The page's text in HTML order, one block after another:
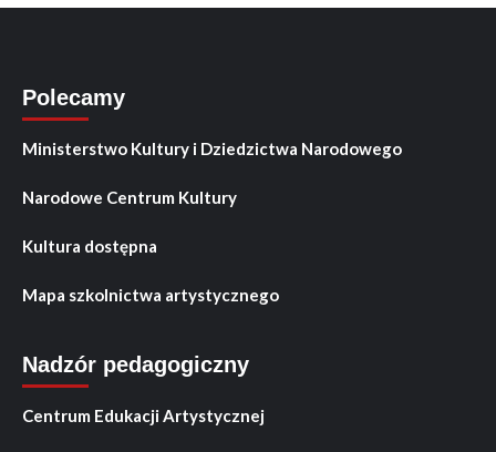
Polecamy
Ministerstwo Kultury i Dziedzictwa Narodowego
Narodowe Centrum Kultury
Kultura dostępna
Mapa szkolnictwa artystycznego
Nadzór pedagogiczny
Centrum Edukacji Artystycznej